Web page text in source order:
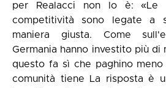
per Realacci non lo è: «Le
competitività sono legate a
maniera giusta. Come
Germania hanno investito più di
questo fa sì che paghino
comunità tiene La risposta è